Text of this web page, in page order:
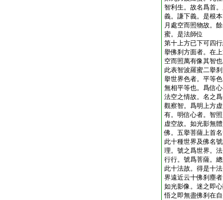
智利生。故名爲首
義。謙下義。是根
月處空而照物故。
蜜。是法師位
第十上方已下可四
擧佛刹方面者。在
空而照萬有像其智
此表智波羅蜜二擧
擧世界色者。平等
無相平等也。爲信
法空之情故。名之
觀察智。爲明上方
有。明信心者。智
虚空故。如光影無
佛。五擧菩薩上首
此十種世界及佛名
理。號之爲世界。
行行。號爲菩薩。
此十法故。得是十
界遠近云十佛刹塵
如光影像。迷之即
悟之即無盡佛刹在